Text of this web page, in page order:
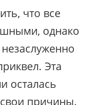
что все
однако
Эта
осталась
причины.